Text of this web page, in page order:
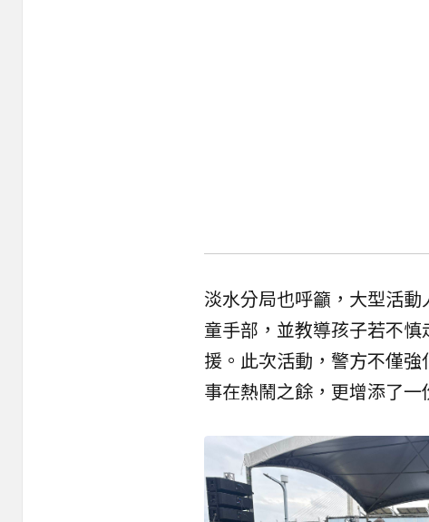
淡水分局也呼籲，大型活
童手部，並教導孩子若不
援。此次活動，警方不僅
事在熱鬧之餘，更增添了一